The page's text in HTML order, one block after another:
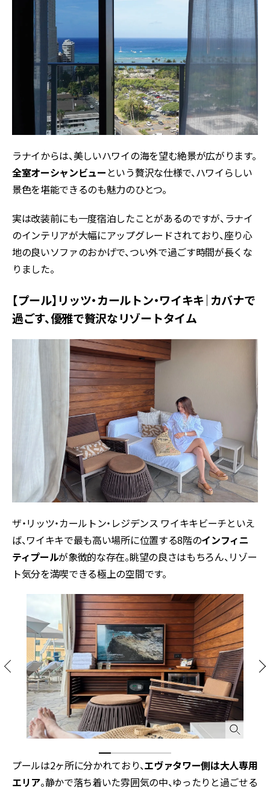
ラナイからは、美しいハワイの海を望む絶景が広がります。
全室オーシャンビュー という贅沢な仕様で、ハワイらしい
景色を堪能できるのも魅力のひとつ。
実は改装前にも一度宿泊したことがあるのですが、ラナイ
のインテリアが大幅にアップグレードされており、座り心
地の良いソファのおかげで、つい外で過ごす時間が長くな
りました。
【プール】リッツ・カールトン・ワイキキ｜カバナで
過ごす、優雅で贅沢なリゾートタイム
ザ・リッツ・カールトン・レジデンス ワイキキビーチといえ
ば、ワイキキで最も高い場所に位置する8階のインフィニ
ティプールが象徴的な存在。眺望の良さはもちろん、リゾー
ト気分を満喫できる極上の空間です。
プールは2ヶ所に分かれており、エヴァタワー側は大人専用
エリア。静かで落ち着いた雰囲気の中、ゆったりと過ごせる